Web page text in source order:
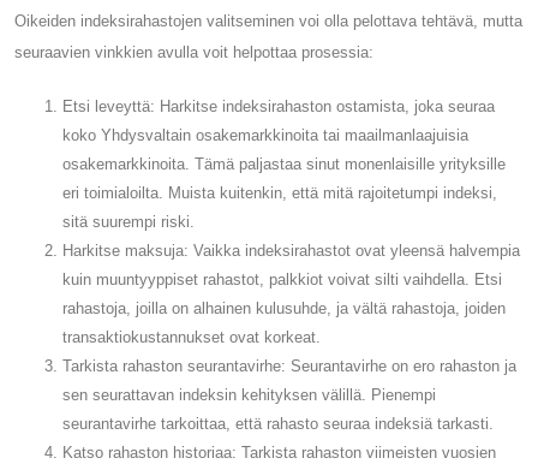
Oikeiden indeksirahastojen valitseminen voi olla pelottava tehtävä, mutta
seuraavien vinkkien avulla voit helpottaa prosessia:
Etsi leveyttä: Harkitse indeksirahaston ostamista, joka seuraa
koko Yhdysvaltain osakemarkkinoita tai maailmanlaajuisia
osakemarkkinoita. Tämä paljastaa sinut monenlaisille yrityksille
eri toimialoilta. Muista kuitenkin, että mitä rajoitetumpi indeksi,
sitä suurempi riski.
Harkitse maksuja: Vaikka indeksirahastot ovat yleensä halvempia
kuin muuntyyppiset rahastot, palkkiot voivat silti vaihdella. Etsi
rahastoja, joilla on alhainen kulusuhde, ja vältä rahastoja, joiden
transaktiokustannukset ovat korkeat.
Tarkista rahaston seurantavirhe: Seurantavirhe on ero rahaston ja
sen seurattavan indeksin kehityksen välillä. Pienempi
seurantavirhe tarkoittaa, että rahasto seuraa indeksiä tarkasti.
Katso rahaston historiaa: Tarkista rahaston viimeisten vuosien